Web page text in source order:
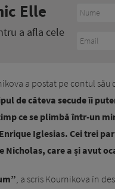
Elle
a afla cele
a postat pe contul
de câteva secude îi
ce se plimbă într-un
Iglesias. Cei trei
Nicholas, care a și avut
, a scris Kournikova în